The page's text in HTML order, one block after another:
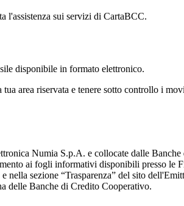
l'assistenza sui servizi di CartaBCC.
disponibile in formato elettronico.
area riservata e tenere sotto controllo i
Numia S.p.A. e collocate dalle
ai fogli informativi disponibili presso le
sezione “Trasparenza” del sito
delle Banche di Credito Cooperativo.